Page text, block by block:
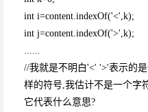
int i=content.indexOf('<',k);
int j=content.indexOf('>',k);
......
//我就是不明白'<' '>'表示的
样的符号,我估计不是一个字
它代表什么意思?